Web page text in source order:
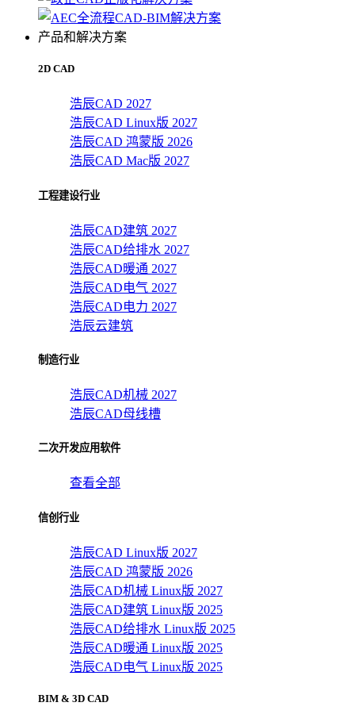
产品和解决方案
2D CAD
浩辰CAD 2027
浩辰CAD Linux版 2027
浩辰CAD 鸿蒙版 2026
浩辰CAD Mac版 2027
工程建设行业
浩辰CAD建筑 2027
浩辰CAD给排水 2027
浩辰CAD暖通 2027
浩辰CAD电气 2027
浩辰CAD电力 2027
浩辰云建筑
制造行业
浩辰CAD机械 2027
浩辰CAD母线槽
二次开发应用软件
查看全部
信创行业
浩辰CAD Linux版 2027
浩辰CAD 鸿蒙版 2026
浩辰CAD机械 Linux版 2027
浩辰CAD建筑 Linux版 2025
浩辰CAD给排水 Linux版 2025
浩辰CAD暖通 Linux版 2025
浩辰CAD电气 Linux版 2025
BIM & 3D CAD